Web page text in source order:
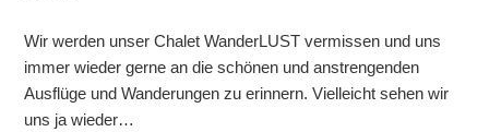
Wir werden unser Chalet WanderLUST vermissen und uns
immer wieder gerne an die schönen und anstrengenden
Ausflüge und Wanderungen zu erinnern. Vielleicht sehen wir
uns ja wieder…